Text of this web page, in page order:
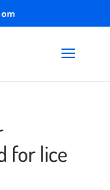
for lice